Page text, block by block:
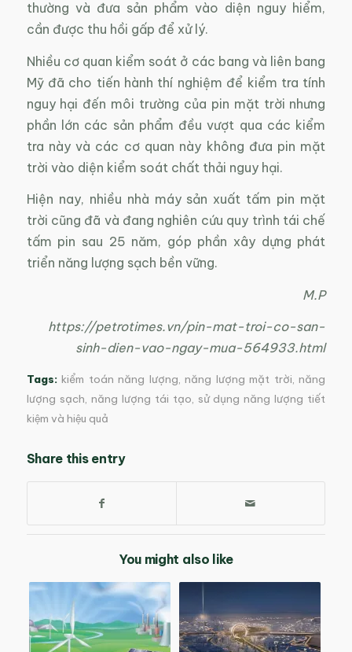
thường và đưa sản phẩm vào diện nguy hiểm,
cần được thu hồi gấp để xử lý.
Nhiều cơ quan kiểm soát ở các bang và liên bang
Mỹ đã cho tiến hành thí nghiệm để kiểm tra tính
nguy hại đến môi trường của pin mặt trời nhưng
phần lớn các sản phẩm đều vượt qua các kiểm
tra này và các cơ quan này không đưa pin mặt
trời vào diện kiểm soát chất thải nguy hại.
Hiện nay, nhiều nhà máy sản xuất tấm pin mặt
trời cũng đã và đang nghiên cứu quy trình tái chế
tấm pin sau 25 năm, góp phần xây dựng phát
triển năng lượng sạch bền vững.
M.P
https://petrotimes.vn/pin-mat-troi-co-san-
sinh-dien-vao-ngay-mua-564933.html
Tags: kiểm toán năng lượng,năng lượng mặt trời,năng
lượng sạch, năng lượng tái tạo, sử dụng năng lượng tiết
kiệm và hiệu quả
Share this entry
You might also like